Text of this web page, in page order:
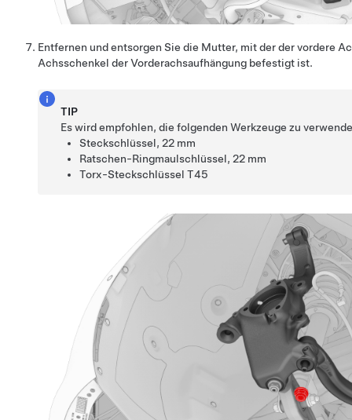
Entfernen und entsorgen Sie die Mutter, mit der der vordere
Achsschenkel der Vorderachsaufhängung befestigt ist.
TIP
Es wird empfohlen, die folgenden Werkzeuge zu
Steckschlüssel, 22 mm
Ratschen-Ringmaulschlüssel, 22 mm
Torx-Steckschlüssel T45